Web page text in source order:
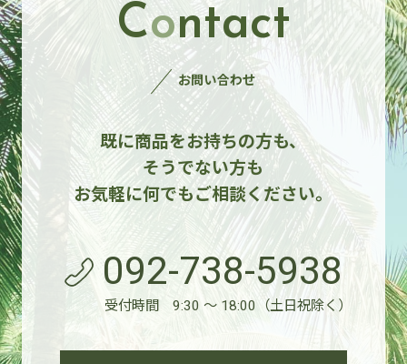
Contact
お問い合わせ
既に商品をお持ちの方も、
そうでない方も
お気軽に何でもご相談ください。
092-738-5938
受付時間 9:30 ～ 18:00（土日祝除く）